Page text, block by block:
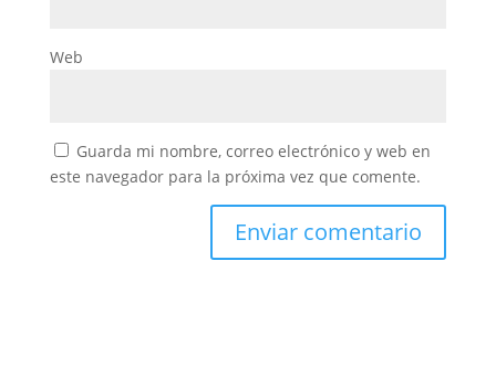
Web
Guarda mi nombre, correo electrónico y web en
este navegador para la próxima vez que comente.